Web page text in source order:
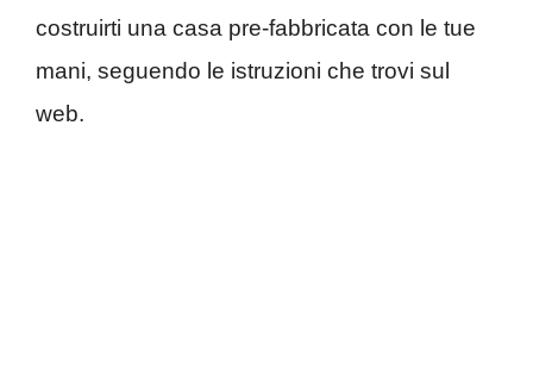
costruirti una casa pre-fabbricata con le tue
mani, seguendo le istruzioni che trovi sul
web.